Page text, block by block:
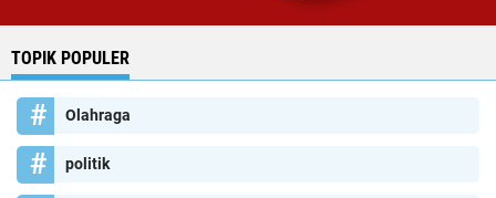
TOPIK POPULER
Olahraga
politik